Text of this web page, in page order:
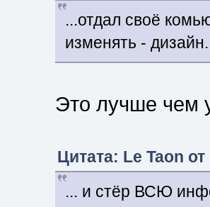
...отдал своё
изменять -
Это лучше чем
Цитата: Le Taon
... и стёр ВСЮ